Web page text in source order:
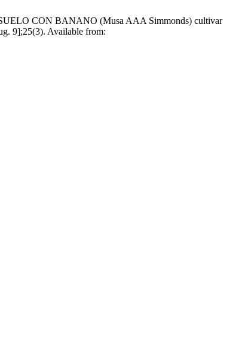
CON BANANO (Musa AAA Simmonds) cultivar
9];25(3). Available from: